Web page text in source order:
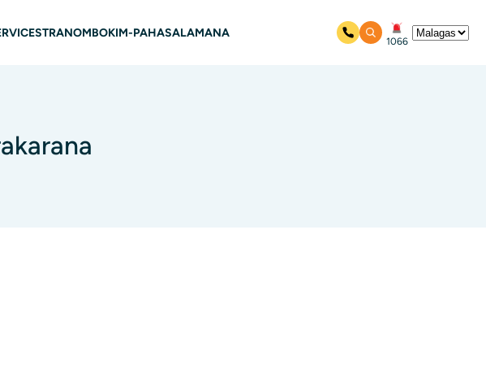
TRANOMBOKIM-PAHASALAMANA
1066